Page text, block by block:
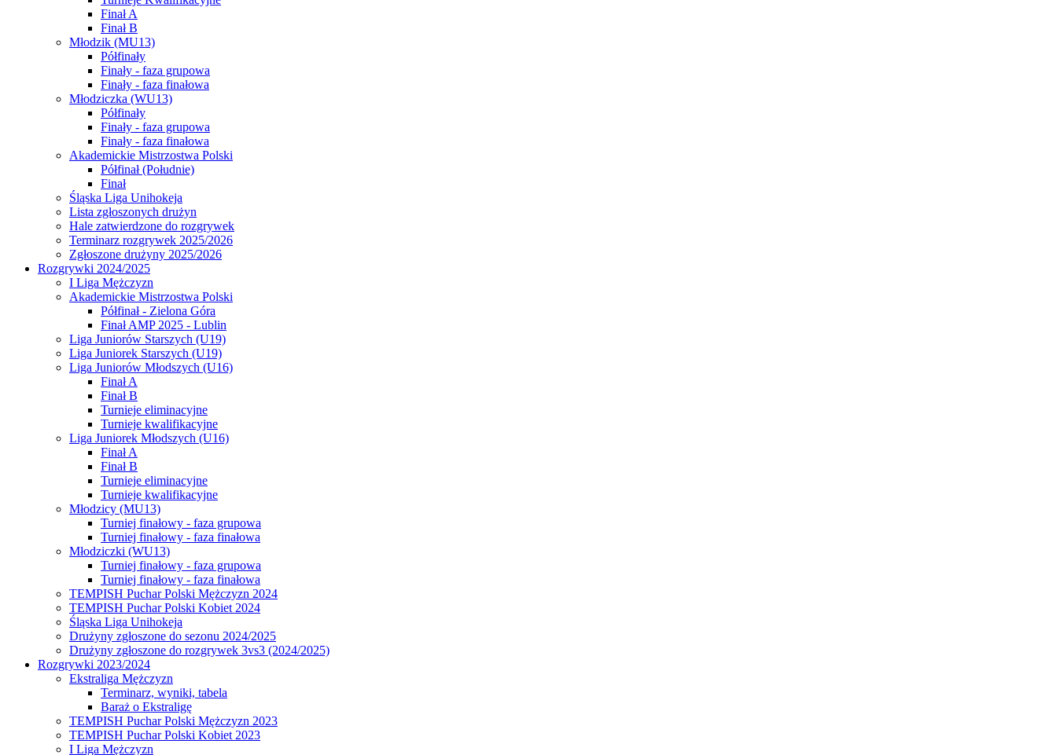
Finał A
Finał B
Młodzik (MU13)
Półfinały
Finały - faza grupowa
Finały - faza finałowa
Młodziczka (WU13)
Półfinały
Finały - faza grupowa
Finały - faza finałowa
Akademickie Mistrzostwa Polski
Półfinał (Południe)
Finał
Śląska Liga Unihokeja
Lista zgłoszonych drużyn
Hale zatwierdzone do rozgrywek
Terminarz rozgrywek 2025/2026
Zgłoszone drużyny 2025/2026
Rozgrywki 2024/2025
I Liga Mężczyzn
Akademickie Mistrzostwa Polski
Półfinał - Zielona Góra
Finał AMP 2025 - Lublin
Liga Juniorów Starszych (U19)
Liga Juniorek Starszych (U19)
Liga Juniorów Młodszych (U16)
Finał A
Finał B
Turnieje eliminacyjne
Turnieje kwalifikacyjne
Liga Juniorek Młodszych (U16)
Finał A
Finał B
Turnieje eliminacyjne
Turnieje kwalifikacyjne
Młodzicy (MU13)
Turniej finałowy - faza grupowa
Turniej finałowy - faza finałowa
Młodziczki (WU13)
Turniej finałowy - faza grupowa
Turniej finałowy - faza finałowa
TEMPISH Puchar Polski Mężczyzn 2024
TEMPISH Puchar Polski Kobiet 2024
Śląska Liga Unihokeja
Drużyny zgłoszone do sezonu 2024/2025
Drużyny zgłoszone do rozgrywek 3vs3 (2024/2025)
Rozgrywki 2023/2024
Ekstraliga Mężczyzn
Terminarz, wyniki, tabela
Baraż o Ekstraligę
TEMPISH Puchar Polski Mężczyzn 2023
TEMPISH Puchar Polski Kobiet 2023
I Liga Mężczyzn